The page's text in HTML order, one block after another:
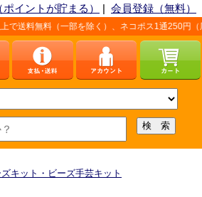
イントが貯まる） | 会員登録（無料）
無料（一部を除く）、ネコポス1通250円（厚
ズキット・ビーズ手芸キット